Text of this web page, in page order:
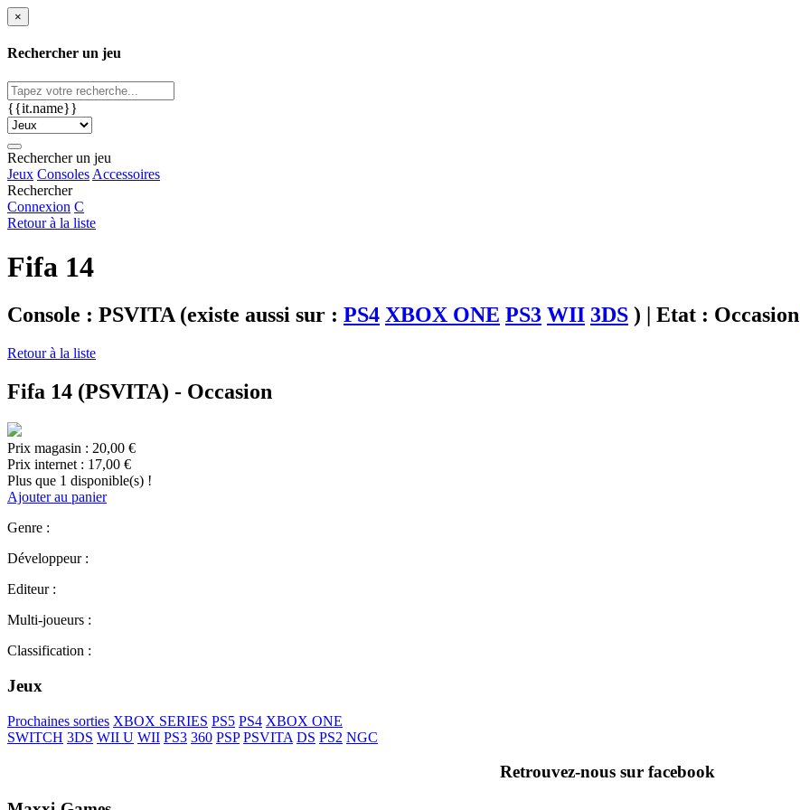
×
Rechercher un jeu
{{it.name}}
Rechercher un jeu
Jeux Consoles Accessoires
Rechercher
Connexion C
Retour à la liste
Fifa 14
Console : PSVITA(existe aussi sur : PS4 XBOX ONE PS3 WII 3DS ) | Etat : Occasion
Retour à la liste
Fifa 14 (PSVITA) - Occasion
Prix magasin : 20,00 €
Prix internet : 17,00 €
Plus que 1 disponible(s) !
Ajouter au panier
Genre :
Développeur :
Editeur :
Multi-joueurs :
Classification :
Jeux
Prochaines sorties XBOX SERIES PS5 PS4 XBOX ONE
SWITCH 3DS WII U WII PS3 360 PSP PSVITA DS PS2 NGC
Retrouvez-nous sur facebook